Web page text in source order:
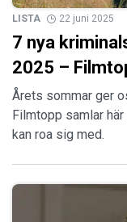
LISTA 22 juni 2025
7 nya
2025 –
Årets sommar ger
Filmtopp samlar
kan roa sig med.